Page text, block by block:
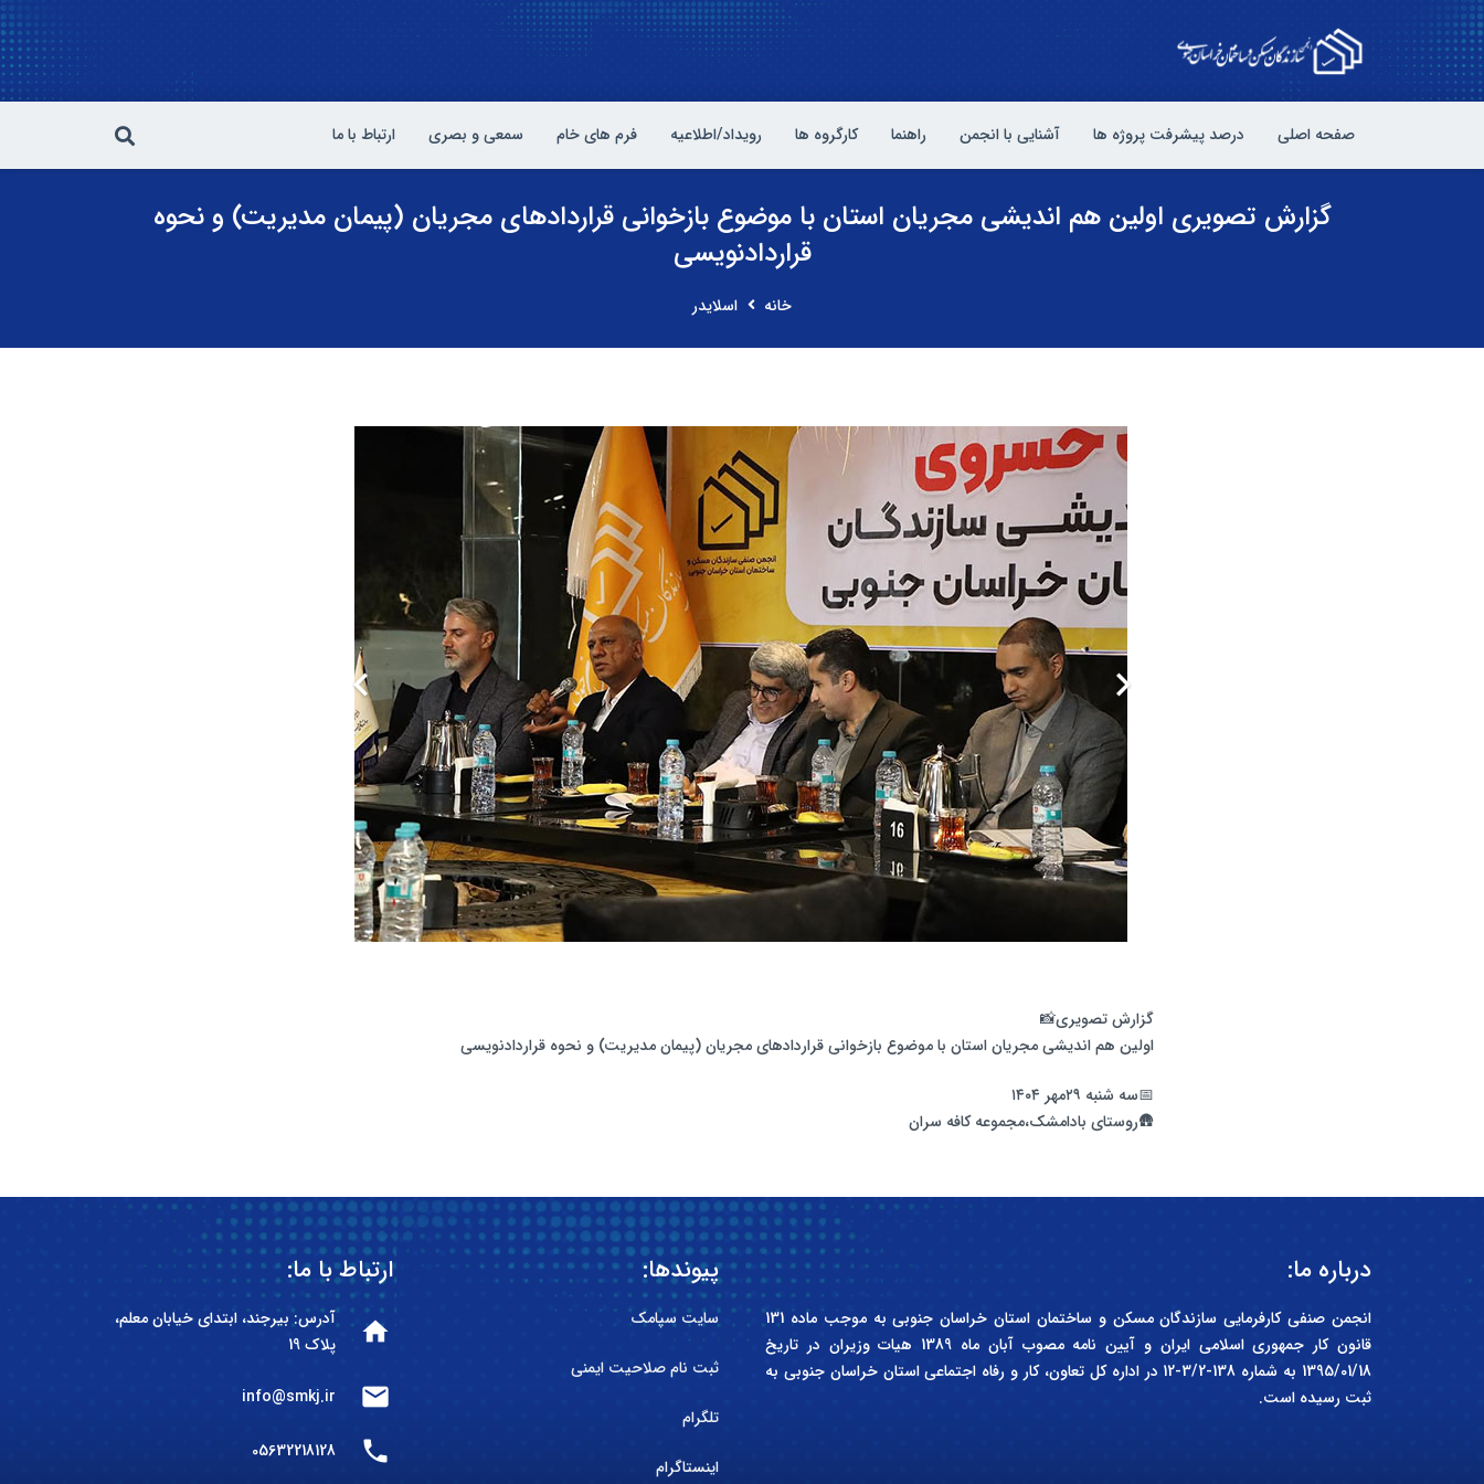
صفحه اصلی درصد پیشرفت پروژه ها آشنایی با انجمن راهنما کارگروه ها رویداد/اطلاعیه فرم های خام سمعی و بصری ارتباط با ما
گزارش تصویری اولین هم اندیشی مجریان استان با موضوع بازخوانی قراردادهای مجریان (پیمان مدیریت) و‌ نحوه
قراردادنویسی
خانه اسلایدر
گزارش تصویری📸
اولین هم اندیشی مجریان استان با موضوع بازخوانی قراردادهای مجریان (پیمان مدیریت) و‌ نحوه قراردادنویسی
📅سه شنبه ۲۹مهر ۱۴۰۴
🛖روستای بادامشک،مجموعه کافه سران
درباره ما:
انجمن صنفی کارفرمایی سازندگان مسکن و ساختمان استان خراسان جنوبی به موجب ماده 131
قانون کار جمهوری اسلامی ایران و آیین نامه مصوب آبان ماه 1389 هیات وزیران در تاریخ
1395/01/18 به شماره 138-3/2-12 در اداره کل تعاون، کار و رفاه اجتماعی استان خراسان جنوبی به
ثبت رسیده است.
پیوندها:
سایت سپامک
ثبت نام صلاحیت ایمنی
تلگرام
اینستاگرام
ارتباط با ما:
home
آدرس: بیرجند، ابتدای خیابان معلم،
پلاک 19
mail
info@smkj.ir
phone
05632218128